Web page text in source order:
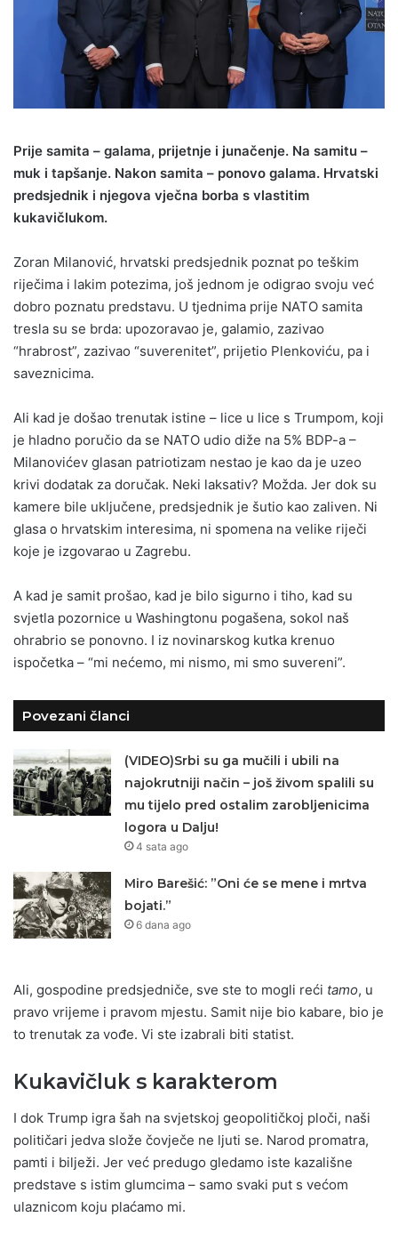
Prije samita – galama, prijetnje i junačenje. Na samitu –
muk i tapšanje. Nakon samita – ponovo galama. Hrvatski
predsjednik i njegova vječna borba s vlastitim
kukavičlukom.
Zoran Milanović, hrvatski predsjednik poznat po teškim
riječima i lakim potezima, još jednom je odigrao svoju već
dobro poznatu predstavu. U tjednima prije NATO samita
tresla su se brda: upozoravao je, galamio, zazivao
“hrabrost”, zazivao “suverenitet”, prijetio Plenkoviću, pa i
saveznicima.
Ali kad je došao trenutak istine – lice u lice s Trumpom, koji
je hladno poručio da se NATO udio diže na 5% BDP-a –
Milanovićev glasan patriotizam nestao je kao da je uzeo
krivi dodatak za doručak. Neki laksativ? Možda. Jer dok su
kamere bile uključene, predsjednik je šutio kao zaliven. Ni
glasa o hrvatskim interesima, ni spomena na velike riječi
koje je izgovarao u Zagrebu.
A kad je samit prošao, kad je bilo sigurno i tiho, kad su
svjetla pozornice u Washingtonu pogašena, sokol naš
ohrabrio se ponovno. I iz novinarskog kutka krenuo
ispočetka – “mi nećemo, mi nismo, mi smo suvereni”.
Povezani članci
(VIDEO)Srbi su ga mučili i ubili na
najokrutniji način – još živom spalili su
mu tijelo pred ostalim zarobljenicima
logora u Dalju!
4 sata ago
Miro Barešić: ”Oni će se mene i mrtva
bojati.”
6 dana ago
Ali, gospodine predsjedniče, sve ste to mogli reći tamo, u
pravo vrijeme i pravom mjestu. Samit nije bio kabare, bio je
to trenutak za vođe. Vi ste izabrali biti statist.
Kukavičluk s karakterom
I dok Trump igra šah na svjetskoj geopolitičkoj ploči, naši
političari jedva slože čovječe ne ljuti se. Narod promatra,
pamti i bilježi. Jer već predugo gledamo iste kazališne
predstave s istim glumcima – samo svaki put s većom
ulaznicom koju plaćamo mi.